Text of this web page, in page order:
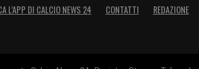
L’APP DI CALCIO NEWS 24 CONTATTI REDAZIONE